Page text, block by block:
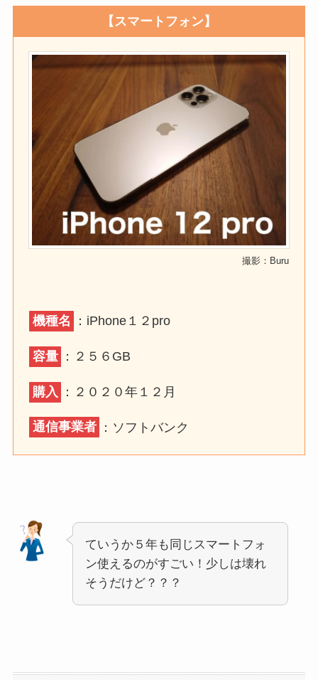
【スマートフォン】
撮影：Buru
機種名 ：iPhone１２pro
容量 ：２５６GB
購入 ：２０２０年１２月
通信事業者 ：ソフトバンク
ていうか５年も同じスマートフォ
ン使えるのがすごい！少しは壊れ
そうだけど？？？